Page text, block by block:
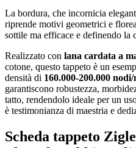
La bordura, che incornicia
riprende motivi geometrici e
sottile ma efficace e definendo la
Realizzato con lana cardata a
cotone, questo tappeto è un
densità di 160.000-200.000 nodi/
garantiscono robustezza,
tatto, rendendolo ideale per un
è testimonianza di maestria e
Scheda tappeto